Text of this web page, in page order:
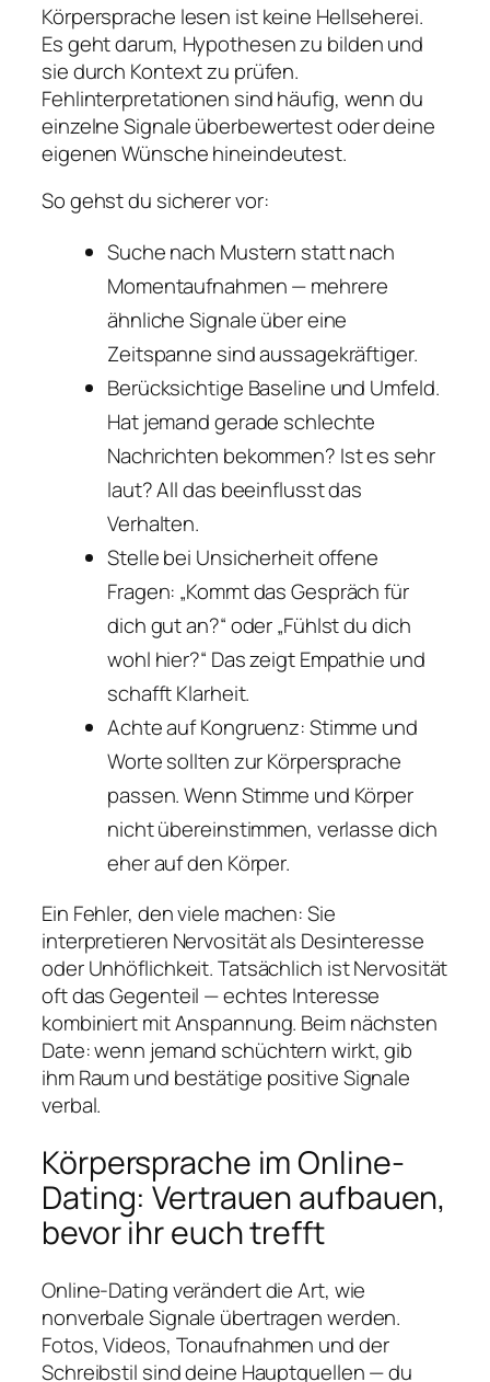
Körpersprache lesen ist keine Hellseherei.
Es geht darum, Hypothesen zu bilden und
sie durch Kontext zu prüfen.
Fehlinterpretationen sind häufig, wenn du
einzelne Signale überbewertest oder deine
eigenen Wünsche hineindeutest.
So gehst du sicherer vor:
Suche nach Mustern statt nach
Momentaufnahmen — mehrere
ähnliche Signale über eine
Zeitspanne sind aussagekräftiger.
Berücksichtige Baseline und Umfeld.
Hat jemand gerade schlechte
Nachrichten bekommen? Ist es sehr
laut? All das beeinflusst das
Verhalten.
Stelle bei Unsicherheit offene
Fragen: „Kommt das Gespräch für
dich gut an?“ oder „Fühlst du dich
wohl hier?“ Das zeigt Empathie und
schafft Klarheit.
Achte auf Kongruenz: Stimme und
Worte sollten zur Körpersprache
passen. Wenn Stimme und Körper
nicht übereinstimmen, verlasse dich
eher auf den Körper.
Ein Fehler, den viele machen: Sie
interpretieren Nervosität als Desinteresse
oder Unhöflichkeit. Tatsächlich ist Nervosität
oft das Gegenteil — echtes Interesse
kombiniert mit Anspannung. Beim nächsten
Date: wenn jemand schüchtern wirkt, gib
ihm Raum und bestätige positive Signale
verbal.
Körpersprache im Online-
Dating: Vertrauen aufbauen,
bevor ihr euch trefft
Online-Dating verändert die Art, wie
nonverbale Signale übertragen werden.
Fotos, Videos, Tonaufnahmen und der
Schreibstil sind deine Hauptquellen — du